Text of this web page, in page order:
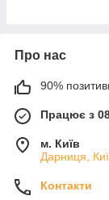
Про нас
90%
Працює з
м. Київ
Дарниця,
Контакти